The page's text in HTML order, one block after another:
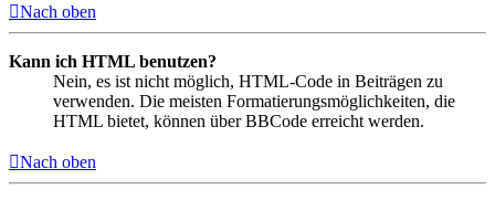
Nach oben
Kann ich HTML benutzen?
Nein, es ist nicht möglich, HTML-Code in Beiträgen zu
verwenden. Die meisten Formatierungsmöglichkeiten, die
HTML bietet, können über BBCode erreicht werden.
Nach oben